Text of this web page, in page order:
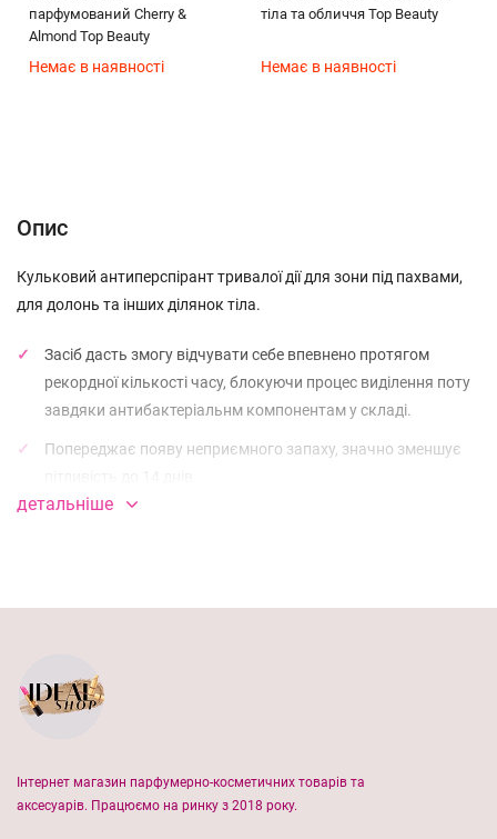
парфумований Cherry &
Almond Top Beauty
Немає в наявності
тіла та обличчя Top Beauty
Немає в наявності
Опис
Кульковий антиперспірант тривалої дії для зони під пахвами,
для долонь та інших ділянок тіла.
Засіб дасть змогу відчувати себе впевнено протягом
рекордної кількості часу, блокуючи процес виділення поту
завдяки антибактеріальнм компонентам у складі.
Попереджає появу неприємного запаху, значно зменшує
Засіб легко розподіляється не залишаючи слідів на речах.
неприємного запаху
як безпечний та високоефективний "перший"
можна використовувати для долонь і пахв
детальніше
Інтернет магазин парфумерно-косметичних товарів та
аксесуарів. Працюємо на ринку з 2018 року.